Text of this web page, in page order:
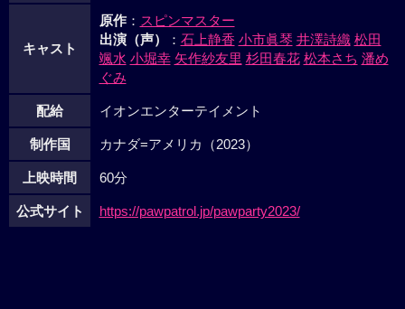
キャスト
原作： スピンマスター
出演（声）
： 石上静香 小市眞琴 井澤詩織 松田
颯水 小堀幸 矢作紗友里 杉田春花 松本さち 潘め
ぐみ
配給 イオンエンターテイメント
制作国 カナダ=アメリカ（2023）
上映時間 60分
公式サイト https://pawpatrol.jp/pawparty2023/